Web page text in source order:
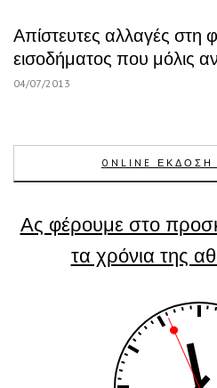
Απίστευτες αλλαγές στη
εισοδήματος που μόλις
04/07/2013
ONLINE
Ας φέρουμε στο
τα χρόνια της